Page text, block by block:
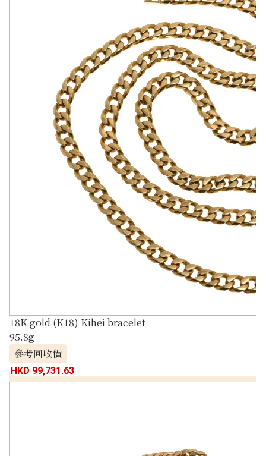
18K gold (K18) Kihei bracelet
95.8g
參考回收價
HKD 99,731.63